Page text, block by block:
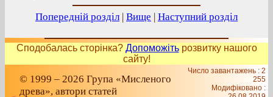
Попередній розділ | Вище | Наступний розділ
Сподобалась сторінка? Допоможітьрозвитку нашого
сайту!
© 1999 – 2026 Група «Мисленого
древа», автори статей
Число завантажень : 2
255
Модифіковано :